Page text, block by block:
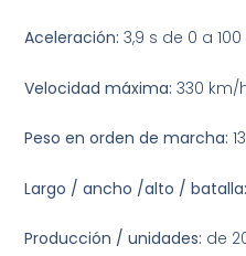
Aceleración: 3,9 s de 0 a
Velocidad máxima: 330 km/
Peso en orden de marcha:
Largo / ancho /alto / batalla:
Producción / unidades: de